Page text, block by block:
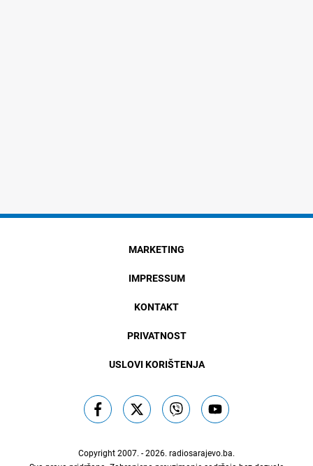
MARKETING
IMPRESSUM
KONTAKT
PRIVATNOST
USLOVI KORIŠTENJA
Copyright 2007. - 2026. radiosarajevo.ba.